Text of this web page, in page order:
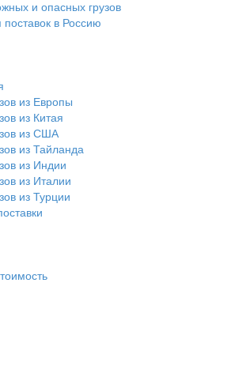
и опасных грузов
в Россию
из Европы
из Китая
из США
из Тайланда
из Индии
из Италии
из Турции